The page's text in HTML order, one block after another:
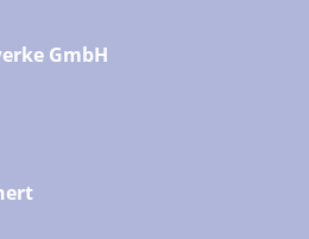
GmbH